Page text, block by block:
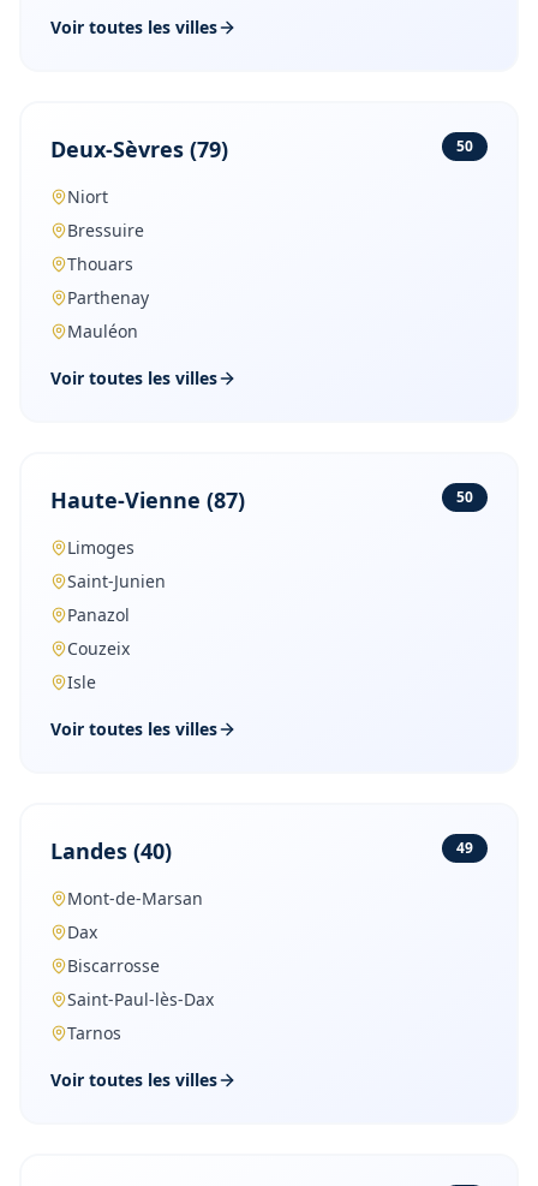
Voir toutes les villes
Deux-Sèvres (79) 50
Niort
Bressuire
Thouars
Parthenay
Mauléon
Voir toutes les villes
Haute-Vienne (87) 50
Limoges
Saint-Junien
Panazol
Couzeix
Isle
Voir toutes les villes
Landes (40) 49
Mont-de-Marsan
Dax
Biscarrosse
Saint-Paul-lès-Dax
Tarnos
Voir toutes les villes